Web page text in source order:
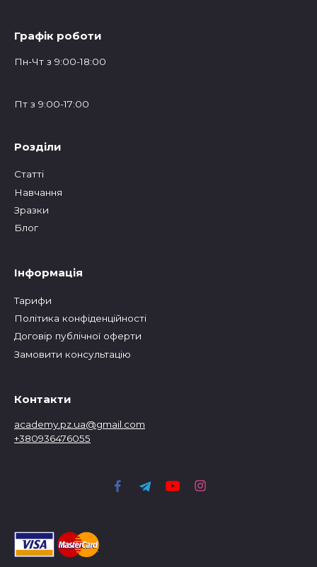
Графік роботи
Пн-Чт з 9:00-18:00
Пт з 9:00-17:00
Розділи
Статтi
Навчання
Зразки
Блог
Інформація
Тарифи
Політика конфіденційності
Договір публічної оферти
Замовити консультацію
Контакти
academy.pz.ua@gmail.com
+380936476055